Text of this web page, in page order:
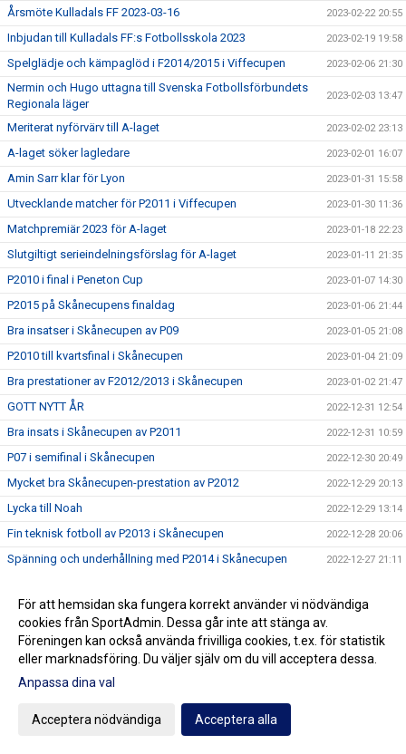
Årsmöte Kulladals FF 2023-03-16 2023-02-22 20:55
Inbjudan till Kulladals FF:s Fotbollsskola 2023 2023-02-19 19:58
Spelglädje och kämpaglöd i F2014/2015 i Viffecupen 2023-02-06 21:30
Nermin och Hugo uttagna till Svenska Fotbollsförbundets
Regionala läger
2023-02-03 13:47
Meriterat nyförvärv till A-laget 2023-02-02 23:13
A-laget söker lagledare 2023-02-01 16:07
Amin Sarr klar för Lyon 2023-01-31 15:58
Utvecklande matcher för P2011 i Viffecupen 2023-01-30 11:36
Matchpremiär 2023 för A-laget 2023-01-18 22:23
Slutgiltigt serieindelningsförslag för A-laget 2023-01-11 21:35
P2010 i final i Peneton Cup 2023-01-07 14:30
P2015 på Skånecupens finaldag 2023-01-06 21:44
Bra insatser i Skånecupen av P09 2023-01-05 21:08
P2010 till kvartsfinal i Skånecupen 2023-01-04 21:09
Bra prestationer av F2012/2013 i Skånecupen 2023-01-02 21:47
GOTT NYTT ÅR 2022-12-31 12:54
Bra insats i Skånecupen av P2011 2022-12-31 10:59
P07 i semifinal i Skånecupen 2022-12-30 20:49
Mycket bra Skånecupen-prestation av P2012 2022-12-29 20:13
Lycka till Noah 2022-12-29 13:14
Fin teknisk fotboll av P2013 i Skånecupen 2022-12-28 20:06
Spänning och underhållning med P2014 i Skånecupen 2022-12-27 21:11
Bra insats i Skånecupen av P2015 2022-12-26 21:30
GOD JUL TILL ER ALLA 2022-12-23 20:23
Resultat Dragning Kulladals FF Jullotteri 2022 2022-12-21 13:30
P2010 avslutade säsongen med beachvolleyboll
Köp era Jul-Bingolotter av Kulladals FF vid ICA Kvantum
Malmborgs Mobilia
För att hemsidan ska fungera korrekt använder vi nödvändiga
cookies från SportAdmin. Dessa går inte att stänga av.
Föreningen kan också använda frivilliga cookies, t.ex. för statistik
eller marknadsföring. Du väljer själv om du vill acceptera dessa.
Anpassa dina val
Acceptera nödvändiga Acceptera alla